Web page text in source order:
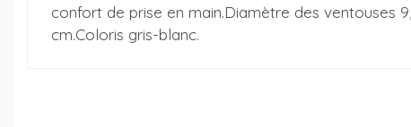
confort de prise en main.Diamètre des ventouses
cm.Coloris gris-blanc.